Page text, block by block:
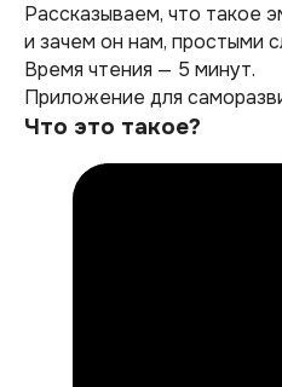
Рассказываем, что такое
и зачем он нам, простыми
Время чтения — 5 минут.
Приложение для
Что это такое?